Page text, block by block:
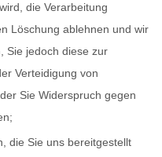
die Verarbeitung
Löschung ablehnen und wir
Sie jedoch diese zur
Verteidigung von
Sie Widerspruch gegen
die Sie uns bereitgestellt